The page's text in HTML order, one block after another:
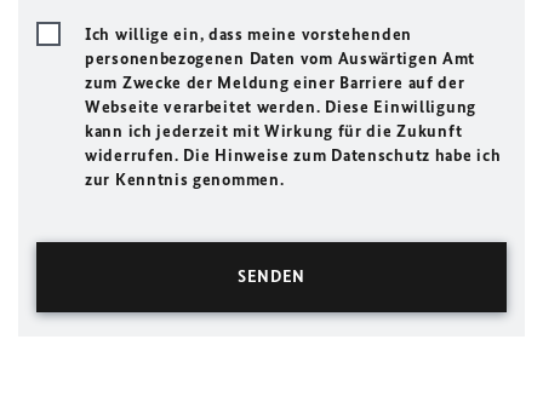
Ich willige ein, dass meine vorstehenden
personenbezogenen Daten vom Auswärtigen Amt
zum Zwecke der Meldung einer Barriere auf der
Webseite verarbeitet werden. Diese Einwilligung
kann ich jederzeit mit Wirkung für die Zukunft
widerrufen. Die Hinweise zum Datenschutz habe ich
zur Kenntnis genommen.